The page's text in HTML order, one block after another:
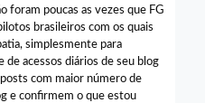
foram poucas as vezes que FG
brasileiros com os quais
simplesmente para
de acessos diários de seu blog
com maior número de
e confirmem o que estou